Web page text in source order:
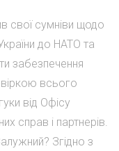
свої сумніви щодо
до НАТО та
забезпечення
всього
від Офісу
справ і партнерів.
Згідно з